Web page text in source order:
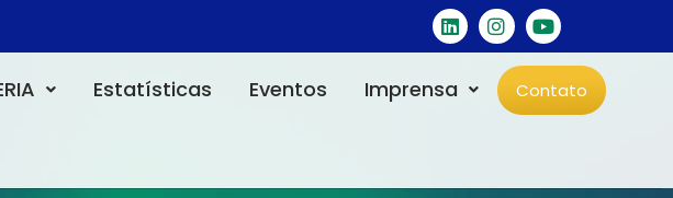
Estatísticas Eventos Imprensa Contato